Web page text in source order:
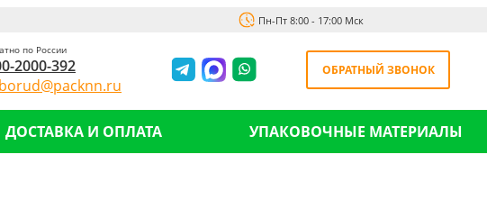
Пн-Пт 8:00 - 17:00 Мск
по России
2000-392
ОБРАТНЫЙ ЗВОНОК
ДОСТАВКА И ОПЛАТА УПАКОВОЧНЫЕ МАТЕРИАЛЫ